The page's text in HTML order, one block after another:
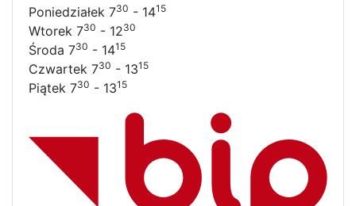
Poniedziałek 730 - 1415
Wtorek 730 - 1230
Środa 730 - 1415
Czwartek 730 - 1315
Piątek 730 - 1315